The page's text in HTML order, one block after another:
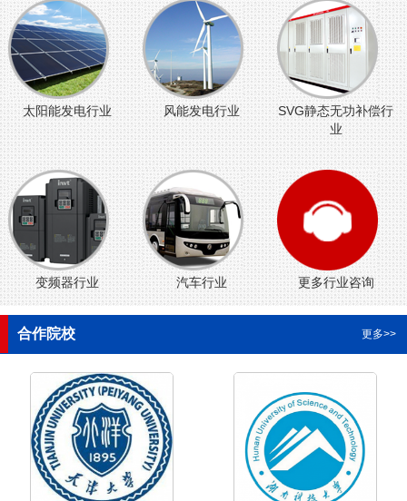
太阳能发电行业 风能发电行业
SVG静态无功补偿行
业
变频器行业 汽车行业 更多行业咨询
合作院校 更多>>